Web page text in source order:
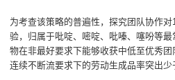
为考查该策略的普遍性，探究团队协作
验，归属于吡啶、嘧啶、吡嗪、噻吩等
物在非最好要求下能够收获中低至优秀
连续不断流要求下的劳动生成品率突出少